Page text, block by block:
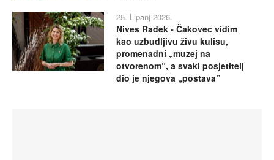
25. Lipanj 2026.
Nives Radek - Čakovec vidim
kao uzbudljivu živu kulisu,
promenadni „muzej na
otvorenom”, a svaki posjetitelj
dio je njegova „postava”